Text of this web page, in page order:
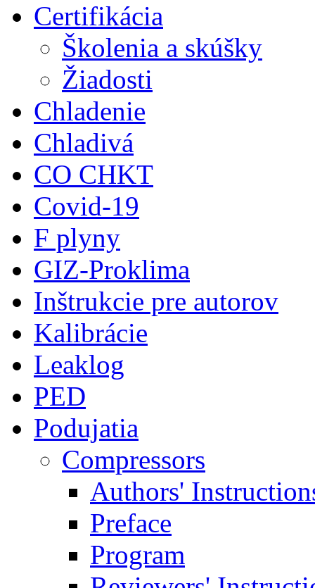
Certifikácia
Školenia a skúšky
Žiadosti
Chladenie
Chladivá
CO CHKT
Covid-19
F plyny
GIZ-Proklima
Inštrukcie pre autorov
Kalibrácie
Leaklog
PED
Podujatia
Compressors
Authors'
Preface
Program